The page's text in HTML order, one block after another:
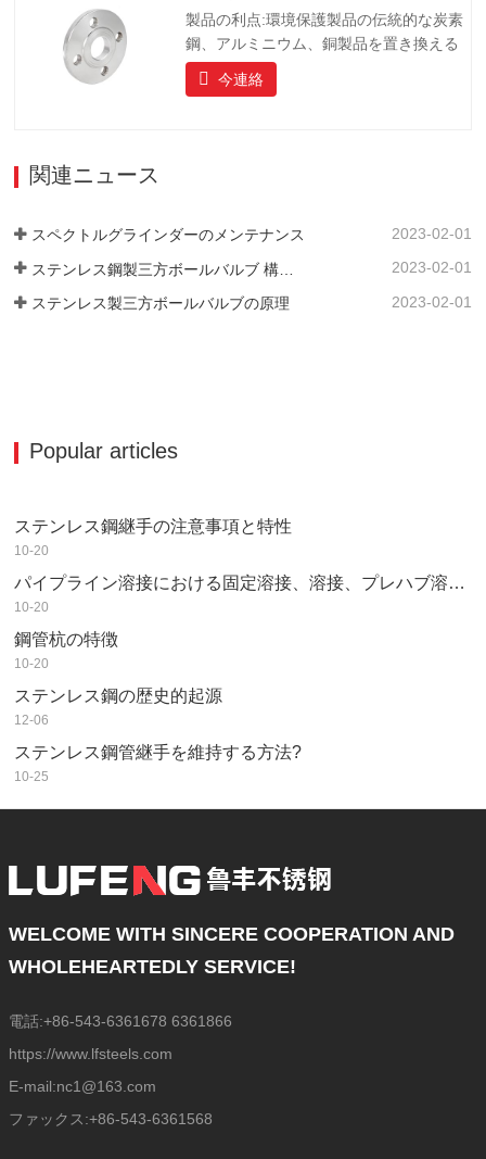
製品の利点:環境保護製品の伝統的な炭素
鋼、アルミニウム、銅製品を置き換える
ことです、製品は長寿命を持っています
長寿命、美しい外観、耐酸性および耐ア
今連絡
関連ニュース
スペクトルグラインダーのメンテナンス 2023-02-01
2023-02-01
ステンレス製三方ボールバルブの原理 2023-02-01
Popular articles
ステンレス鋼継手の注意事項と特性
10-20
パイプライン溶接における固定溶接、溶接、プレハブ溶接の違い
10-20
鋼管杭の特徴
10-20
ステンレス鋼の歴史的起源
12-06
ステンレス鋼管継手を維持する方法?
10-25
WELCOME WITH SINCERE COOPERATION AND
WHOLEHEARTEDLY SERVICE!
電話:+86-543-6361678 6361866
https://www.lfsteels.com
E-mail:nc1@163.com
ファックス:+86-543-6361568